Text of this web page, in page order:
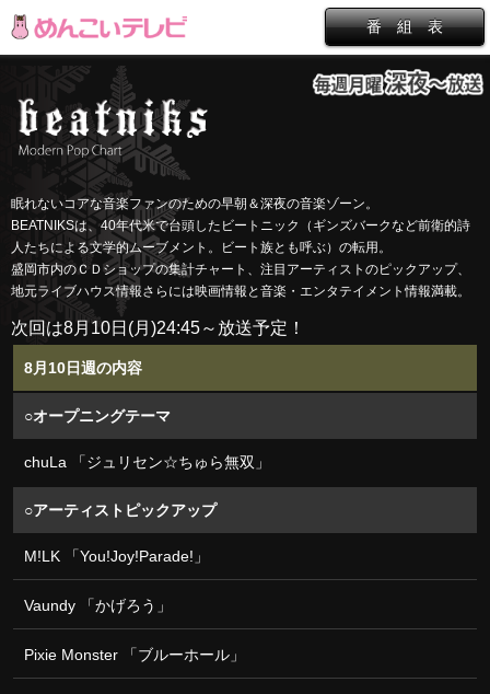
番 組 表
眠れないコアな音楽ファンのための早朝＆深夜の音楽ゾーン。
BEATNIKSは、40年代米で台頭したビートニック（ギンズバークなど前衛的詩
人たちによる文学的ムーブメント。ビート族とも呼ぶ）の転用。
盛岡市内のＣＤショップの集計チャート、注目アーティストのピックアップ、
地元ライブハウス情報さらには映画情報と音楽・エンタテイメント情報満載。
次回は8月10日(月)24:45～放送予定！
8月10日週の内容
○オープニングテーマ
chuLa 「ジュリセン☆ちゅら無双」
○アーティストピックアップ
M!LK 「You!Joy!Parade!」
Vaundy 「かげろう」
Pixie Monster 「ブルーホール」